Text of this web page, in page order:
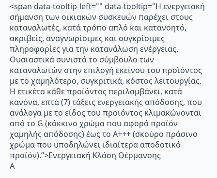
<span data-tooltip-left="" data-tooltip="Η ενεργειακή
σήμανση των οικιακών συσκευών παρέχει στους
καταναλωτές, κατά τρόπο απλό και κατανοητό,
ακριβείς, αναγνωρίσιμες και συγκρίσιμες
πληροφορίες για την κατανάλωση ενέργειας.
Ουσιαστικά συνιστά το σύμβουλο των
καταναλωτών στην επιλογή εκείνου του προϊόντος
με το χαμηλότερο, συγκριτικά, κόστος λειτουργίας.
Η ετικέτα κάθε προϊόντος περιλαμβάνει, κατά
κανόνα, επτά (7) τάξεις ενεργειακής απόδοσης, που
ανάλογα με το είδος του προϊόντος κλιμακώνονται
από το G (κόκκινο χρώμα που αφορά προϊόν
χαμηλής απόδοσης) έως το Α+++ (σκούρο πράσινο
χρώμα που υποδηλώνει ιδιαίτερα αποδοτικό
προϊόν).”>Ενεργειακή Κλάση Θέρμανσης
A